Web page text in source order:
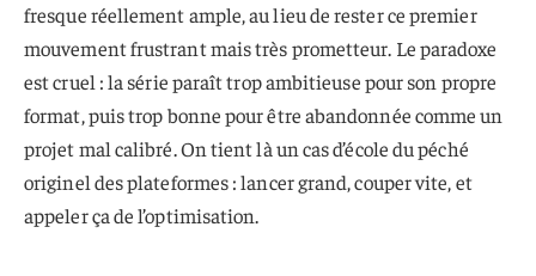
fresque réellement ample, au lieu de rester ce premier
mouvement frustrant mais très prometteur. Le paradoxe
est cruel : la série paraît trop ambitieuse pour son propre
format, puis trop bonne pour être abandonnée comme un
projet mal calibré. On tient là un cas d’école du péché
originel des plateformes : lancer grand, couper vite, et
appeler ça de l’optimisation.